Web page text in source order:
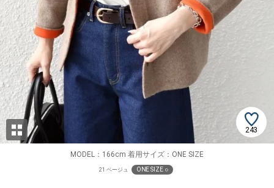
243
MODEL：166cm 着用サイズ：ONE SIZE
21 ベージュ ONE SIZE ○